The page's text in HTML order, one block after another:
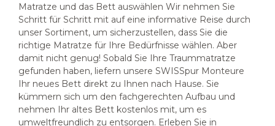
Matratze und das Bett auswählen Wir nehmen Sie
Schritt für Schritt mit auf eine informative Reise durch
unser Sortiment, um sicherzustellen, dass Sie die
richtige Matratze für Ihre Bedürfnisse wählen. Aber
damit nicht genug! Sobald Sie Ihre Traummatratze
gefunden haben, liefern unsere SWISSpur Monteure
Ihr neues Bett direkt zu Ihnen nach Hause. Sie
kümmern sich um den fachgerechten Aufbau und
nehmen Ihr altes Bett kostenlos mit, um es
umweltfreundlich zu entsorgen. Erleben Sie in